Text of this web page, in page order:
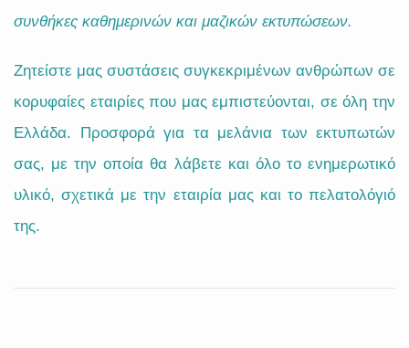
συνθήκες καθημερινών και μαζικών εκτυπώσεων.
Ζητείστε μας συστάσεις συγκεκριμένων ανθρώπων σε
κορυφαίες εταιρίες που μας εμπιστεύονται, σε όλη την
Ελλάδα. Προσφορά για τα μελάνια των εκτυπωτών
σας, με την οποία θα λάβετε και όλο το ενημερωτικό
υλικό, σχετικά με την εταιρία μας και το πελατολόγιό
της.